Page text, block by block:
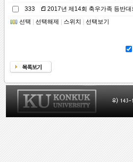
333
2017년 제14회 축우가족 등반대
선택
선택해제 스위치
선택보기